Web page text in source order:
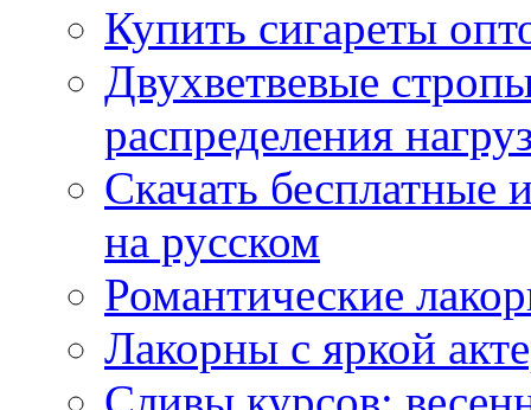
Купить сигареты
Двухветвевые
распределения
Скачать
на русском
Романтические
Лакорны с яркой